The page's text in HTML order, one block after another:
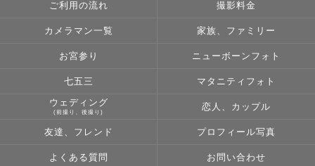
そして何よりおうちでの撮影チャンス！
できます◎
バースデーフォトなどの特別なイベントはもちろんのこ
ご利用の流れ 撮影料金
カメラマン一覧 家族、ファミリー
お宮参り ニューボーンフォト
七五三 マタニティフォト
ウェディング
(前撮り、後撮り)
恋人、カップル
友達、フレンド プロフィール写真
よくある質問 お問い合わせ